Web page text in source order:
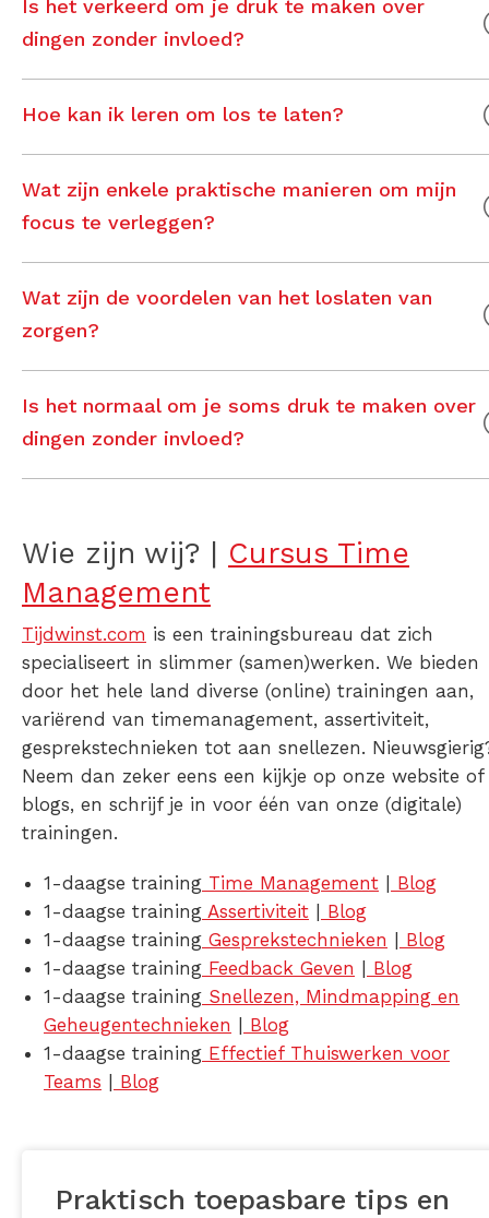
Is het verkeerd om je druk te maken over
dingen zonder invloed?
Hoe kan ik leren om los te laten?
Wat zijn enkele praktische manieren om mijn
focus te verleggen?
Wat zijn de voordelen van het loslaten van
zorgen?
Is het normaal om je soms druk te maken over
dingen zonder invloed?
Wie zijn wij? | Cursus Time
Management
Tijdwinst.com is een trainingsbureau dat zich
specialiseert in slimmer (samen)werken. We bieden
door het hele land diverse (online) trainingen aan,
variërend van timemanagement, assertiviteit,
gesprekstechnieken tot aan snellezen.
Neem dan zeker eens een kijkje op onze website of
blogs, en schrijf je in voor één van onze (digitale)
trainingen.
1-daagse training Time Management
Blog
1-daagse training Assertiviteit
Blog
1-daagse training Gesprekstechnieken
Blog
1-daagse training Feedback Geven
Blog
1-daagse training Snellezen, Mindmapping en
Geheugentechnieken
Blog
1-daagse training Effectief Thuiswerken voor
Teams
Blog
Praktisch toepasbare tips en